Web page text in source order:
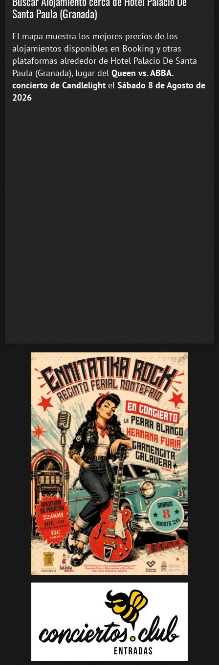
Santa Paula (Granada)
El mapa muestra los mejores precios de los
alojamientos disponibles en Booking y otras
plataformas alrededor de Hotel Palacio De Santa
Paula (Granada), lugar del Queen vs. ABBA.
concierto de Candlelight el Sábado 8 de Agosto de
2026